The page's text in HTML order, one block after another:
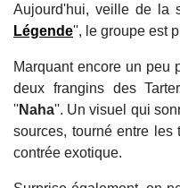
Aujourd'hui, veille de la
Légende'', le groupe est
Marquant encore un peu
deux frangins des
''Naha''. Un visuel qui
sources, tourné entre
contrée exotique.